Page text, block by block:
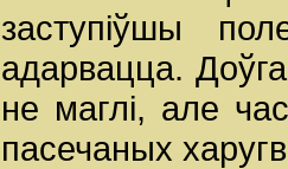
заступіўшы
адарвацца.
не маглі, але
пасечаных